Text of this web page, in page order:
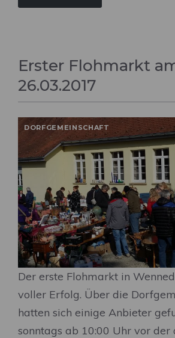
Erster Flohmarkt
26.03.2017
DORFGEMEINSCHAFT
Der erste Flohmarkt in
voller Erfolg. Über die
hatten sich einige Anbieter
sonntags ab 10:00 Uhr vor der